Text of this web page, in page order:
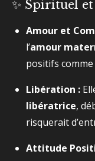
✨ Spirituel
Amour et
l’amour
positifs
Libération :
libératrice,
risquerait
Attitude